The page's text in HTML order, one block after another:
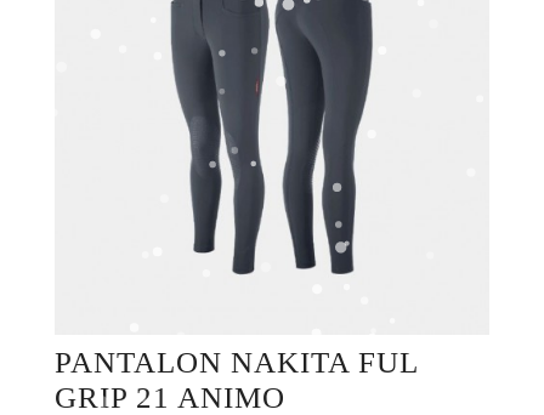
PANTALON NAKITA FUL
GRIP 21 ANIMO